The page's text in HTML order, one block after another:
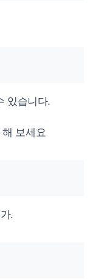
있습니다.
보세요
.